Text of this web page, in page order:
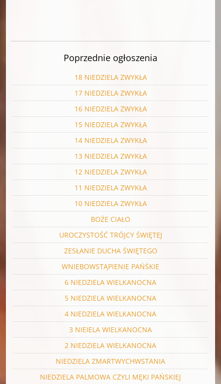
Poprzednie ogłoszenia
18 NIEDZIELA ZWYKŁA
17 NIEDZIELA ZWYKŁA
16 NIEDZIELA ZWYKŁA
15 NIEDZIELA ZWYKŁA
14 NIEDZIELA ZWYKŁA
13 NIEDZIELA ZWYKŁA
12 NIEDZIELA ZWYKŁA
11 NIEDZIELA ZWYKŁA
10 NIEDZIELA ZWYKŁA
BOŻE CIAŁO
UROCZYSTOŚĆ TRÓJCY ŚWIĘTEJ
ZESŁANIE DUCHA ŚWIĘTEGO
WNIEBOWSTĄPIENIE PAŃŚKIE
6 NIEDZIELA WIELKANOCNA
5 NIEDZIELA WIELKANOCNA
4 NIEDZIELA WIELKANOCNA
3 NIEIELA WIELKANOCNA
2 NIEDZIELA WIELKANOCNA
NIEDZIELA ZMARTWYCHWSTANIA
NIEDZIELA PALMOWA CZYLI MĘKI PAŃSKIEJ